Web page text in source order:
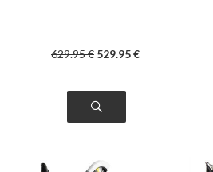
629.95€ 529.95€